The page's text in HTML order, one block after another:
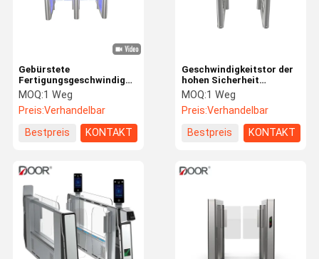
Geschwindigkeitstor der
hohen Sicherheit
vollautomatisches
Zugriffskontrollmit
Servomotor
MOQ:1 Weg
Preis:Verhandelbar
Bestpreis
KONTAKT
Gebürstete
Fertigungsgeschwindigkeits-
Tor-Drehkreuz-Rost-
Beweis-Multi-arbeitende
Modi
MOQ:1 Weg
Preis:Verhandelbar
Bestpreis
KONTAKT